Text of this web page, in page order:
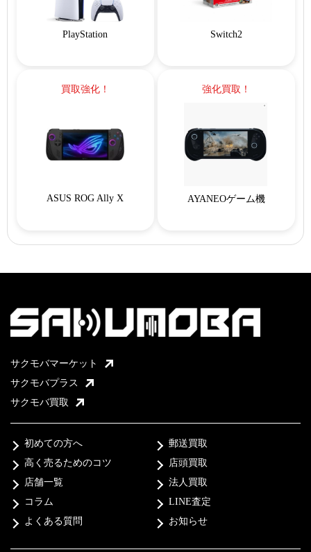
PlayStation Switch2
買取強化！
ASUS ROG Ally X
強化買取！
AYANEOゲーム機
サクモバマーケット
サクモバプラス
サクモバ買取
初めての方へ
高く売るためのコツ
店舗一覧
コラム
よくある質問
郵送買取
店頭買取
法人買取
LINE査定
お知らせ